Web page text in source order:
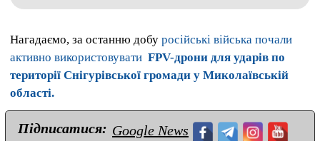
Нагадаємо, за останню добу російські війська почали
активно використовувати FPV-дрони для ударів по
території Снігурівської громади у Миколаївській
області.
Підписатися: Google News